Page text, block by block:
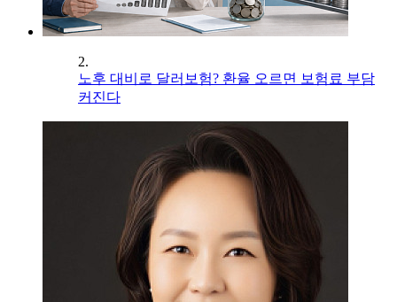
2.
노후 대비로 달러보험? 환율 오르면 보험료 부담
커진다